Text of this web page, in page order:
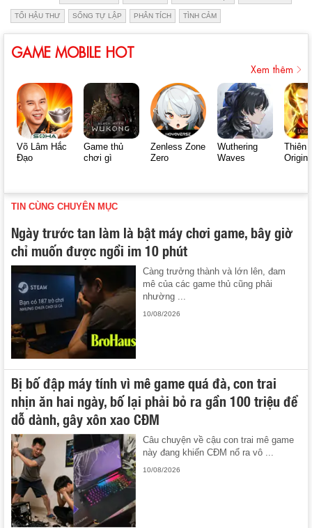
TỐI HẬU THƯ SỐNG TỰ LẬP PHÂN TÍCH TÌNH CẢM
GAME MOBILE HOT
Xem thêm
Võ Lâm Hắc
Đạo
Game thủ
chơi gì
Zenless Zone
Zero
Wuthering
Waves
Thiên
Origin
TIN CÙNG CHUYÊN MỤC
Ngày trước tan làm là bật máy chơi game, bây giờ
chỉ muốn được ngồi im 10 phút
Càng trưởng thành và lớn lên, đam
mê của các game thủ cũng phải
nhường ...
10/08/2026
Bị bố đập máy tính vì mê game quá đà, con trai
nhịn ăn hai ngày, bố lại phải bỏ ra gần 100 triệu để
dỗ dành, gây xôn xao CĐM
Câu chuyện về cậu con trai mê game
này đang khiến CĐM nổ ra vô ...
10/08/2026